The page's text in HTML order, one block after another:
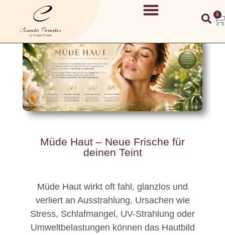
0
Müde Haut – Neue Frische für
deinen Teint
Müde Haut wirkt oft fahl, glanzlos und
verliert an Ausstrahlung. Ursachen wie
Stress, Schlafmangel, UV-Strahlung oder
Umweltbelastungen können das Hautbild